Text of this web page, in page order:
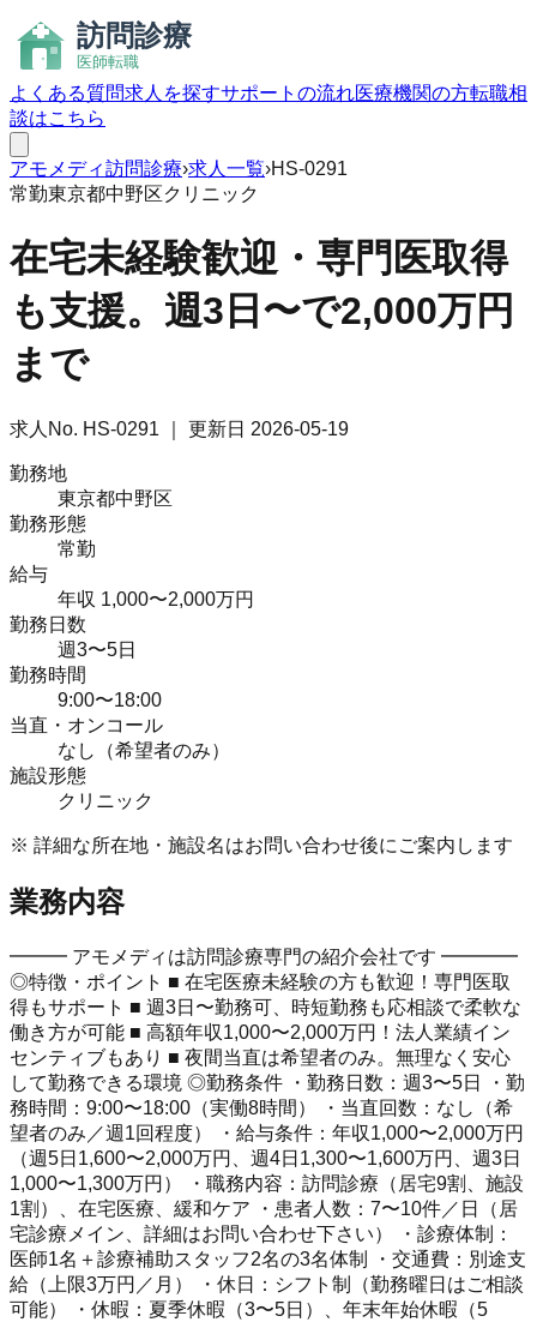
よくある質問求人を探すサポートの流れ医療機関の方転職相
談はこちら
アモメディ訪問診療›求人一覧›HS-0291
常勤東京都中野区クリニック
在宅未経験歓迎・専門医取得
も支援。週3日〜で2,000万円
まで
求人No. HS-0291 ｜ 更新日 2026-05-19
勤務地
東京都中野区
勤務形態
常勤
給与
年収 1,000〜2,000万円
勤務日数
週3〜5日
勤務時間
9:00〜18:00
当直・オンコール
なし（希望者のみ）
施設形態
クリニック
※ 詳細な所在地・施設名はお問い合わせ後にご案内します
業務内容
━━━ アモメディは訪問診療専門の紹介会社です ━━━━
◎特徴・ポイント ■ 在宅医療未経験の方も歓迎！専門医取
得もサポート ■ 週3日〜勤務可、時短勤務も応相談で柔軟な
働き方が可能 ■ 高額年収1,000〜2,000万円！法人業績イン
センティブもあり ■ 夜間当直は希望者のみ。無理なく安心
して勤務できる環境 ◎勤務条件 ・勤務日数：週3〜5日 ・勤
務時間：9:00〜18:00（実働8時間） ・当直回数：なし（希
望者のみ／週1回程度） ・給与条件：年収1,000〜2,000万円
（週5日1,600〜2,000万円、週4日1,300〜1,600万円、週3日
1,000〜1,300万円） ・職務内容：訪問診療（居宅9割、施設
1割）、在宅医療、緩和ケア ・患者人数：7〜10件／日（居
宅診療メイン、詳細はお問い合わせ下さい） ・診療体制：
医師1名＋診療補助スタッフ2名の3名体制 ・交通費：別途支
給（上限3万円／月） ・休日：シフト制（勤務曜日はご相談
可能） ・休暇：夏季休暇（3〜5日）、年末年始休暇（5